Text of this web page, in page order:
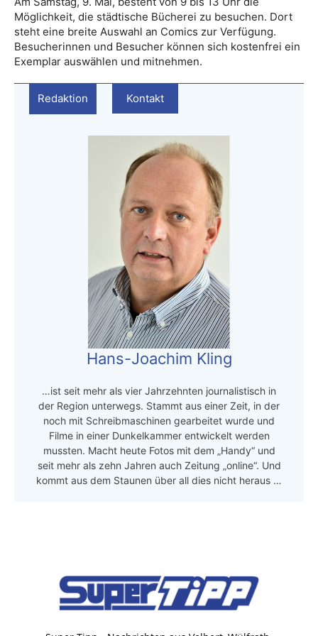
Möglichkeit, die städtische Bücherei zu besuchen. Dort
steht eine breite Auswahl an Comics zur Verfügung.
Besucherinnen und Besucher können sich kostenfrei ein
Exemplar auswählen und mitnehmen.
Redaktion Kontakt
Hans-Joachim Kling
…ist seit mehr als vier Jahrzehnten journalistisch in
der Region unterwegs. Stammt aus einer Zeit, in der
noch mit Schreibmaschinen gearbeitet wurde und
Filme in einer Dunkelkammer entwickelt werden
mussten. Macht heute Fotos mit dem „Handy“ und
seit mehr als zehn Jahren auch Zeitung „online“. Und
kommt aus dem Staunen über all dies nicht heraus …